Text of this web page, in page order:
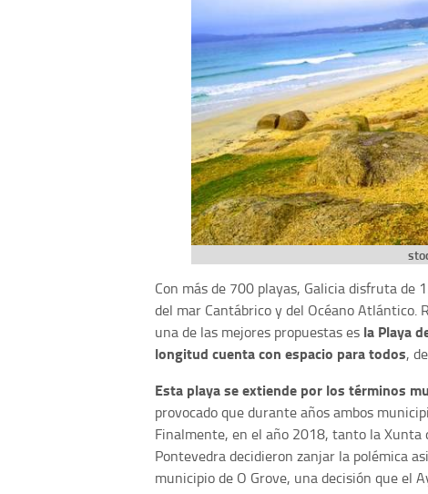
Con más de 700 playas, Galicia disfruta de
del mar Cantábrico y del Océano Atlántico.
una de las mejores propuestas es la Playa
longitud cuenta con espacio para todos,
Esta playa se extiende por los términos
provocado que durante años ambos
Finalmente, en el año 2018, tanto la Xunta
Pontevedra decidieron zanjar la polémica
municipio de O Grove, una decisión que el